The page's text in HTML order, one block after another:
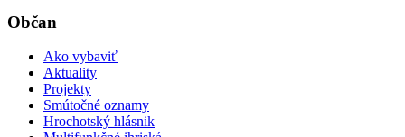
Občan
Ako vybaviť
Aktuality
Projekty
Smútočné oznamy
Hrochotský hlásnik